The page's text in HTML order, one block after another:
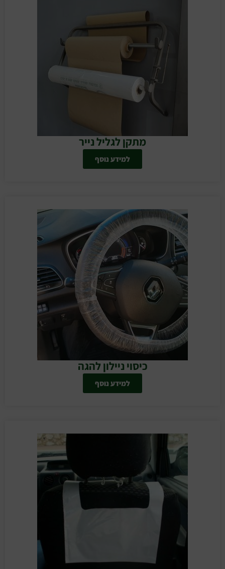
מתקן לגליל נייר
למידע נוסף
כיסוי ניילון להגה
למידע נוסף